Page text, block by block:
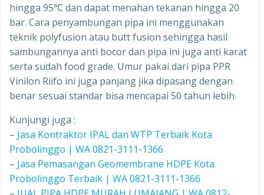
hingga 95℃ dan dapat menahan tekanan hingga 20
bar. Cara penyambungan pipa ini menggunakan
teknik polyfusion atau butt fusion sehingga hasil
sambungannya anti bocor dan pipa ini juga anti karat
serta sudah food grade. Umur pakai dari pipa PPR
Vinilon Riifo ini juga panjang jika dipasang dengan
benar sesuai standar bisa mencapai 50 tahun lebih.
Kunjungi juga :
– Jasa Kontraktor IPAL dan WTP Terbaik Kota
Probolinggo | WA 0821-3111-1366
– Jasa Pemasangan Geomembrane HDPE Kota
Probolinggo Terbaik | WA 0821-3111-1366